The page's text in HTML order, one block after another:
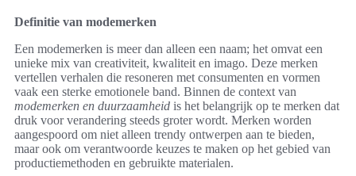
Definitie van modemerken
Een modemerken is meer dan alleen een naam; het omvat een
unieke mix van creativiteit, kwaliteit en imago. Deze merken
vertellen verhalen die resoneren met consumenten en vormen
vaak een sterke emotionele band. Binnen de context van
modemerken en duurzaamheid is het belangrijk op te merken dat
druk voor verandering steeds groter wordt. Merken worden
aangespoord om niet alleen trendy ontwerpen aan te bieden,
maar ook om verantwoorde keuzes te maken op het gebied van
productiemethoden en gebruikte materialen.